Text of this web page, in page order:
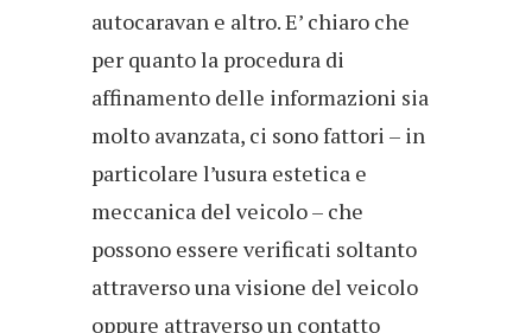
autocaravan e altro. E’ chiaro che
per quanto la procedura di
affinamento delle informazioni sia
molto avanzata, ci sono fattori – in
particolare l’usura estetica e
meccanica del veicolo – che
possono essere verificati soltanto
attraverso una visione del veicolo
oppure attraverso un contatto